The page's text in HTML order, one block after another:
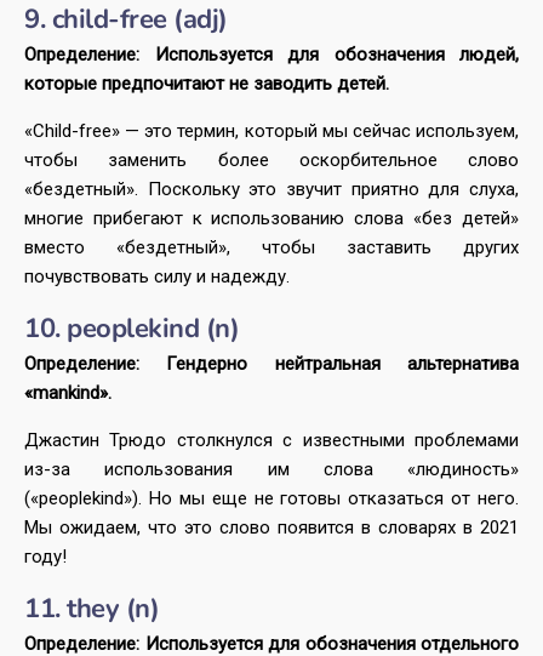
9. child-free (adj)
Определение: Используется для обозначения людей,
которые предпочитают не заводить детей.
«Child-free» — это термин, который мы сейчас используем,
чтобы заменить более оскорбительное слово
«бездетный». Поскольку это звучит приятно для слуха,
многие прибегают к использованию слова «без детей»
вместо «бездетный», чтобы заставить других
почувствовать силу и надежду.
10. peoplekind (n)
Определение: Гендерно нейтральная альтернатива
«mankind».
Джастин Трюдо столкнулся с известными проблемами
из-за использования им слова «людиность»
(«peoplekind»). Но мы еще не готовы отказаться от него.
Мы ожидаем, что это слово появится в словарях в 2021
году!
11. they (n)
Определение: Используется для обозначения отдельного